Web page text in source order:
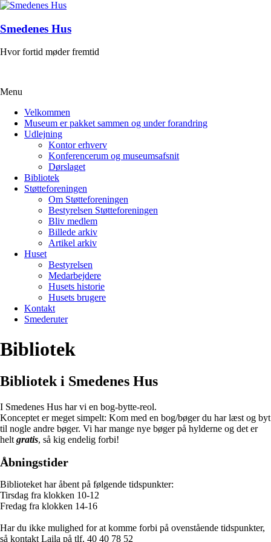
Skip
content
Smedenes Hus
Hvor fortid møder fremtid
Menu
Velkommen
Museum er pakket sammen og under forandring
Udlejning
Kontor erhverv
Konferencerum og museumsafsnit
Dørslaget
Bibliotek
Støtteforeningen
Om Støtteforeningen
Bestyrelsen Støtteforeningen
Bliv medlem
Billede arkiv
Artikel arkiv
Huset
Bestyrelsen
Medarbejdere
Husets historie
Husets brugere
Kontakt
Smederuter
Bibliotek
Bibliotek i Smedenes Hus
I Smedenes Hus har vi en bog-bytte-reol.
Konceptet er meget simpelt: Kom med en bog/bøger du har læst og byt
til nogle andre bøger. Vi har mange nye bøger på hylderne og det er
helt gratis, så kig endelig forbi!
Åbningstider
Biblioteket har åbent på følgende tidspunkter:
Tirsdag fra klokken 10-12
Fredag fra klokken 14-16
Har du ikke mulighed for at komme forbi på ovenstående tidspunkter,
så kontakt Laila på tlf. 40 40 78 52